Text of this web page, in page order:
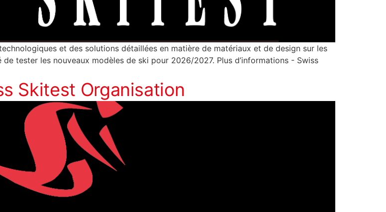
et des solutions détaillées en matière de matériaux et de design sur les
tester les nouveaux modèles de ski pour 2026/2027. Plus d’informations - Swiss
Skitest Organisation